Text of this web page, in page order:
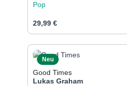
Pop
Regulärer Preis:
29,99 €
Produkt Anzahl:
Neu
Good Times
Lukas Graham